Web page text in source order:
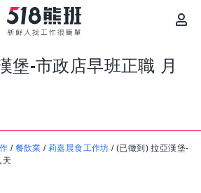
堡-市政店早班正職 月
/ 餐飲業 /莉嘉晨食工作坊 /(已徵到) 拉亞漢堡-
天